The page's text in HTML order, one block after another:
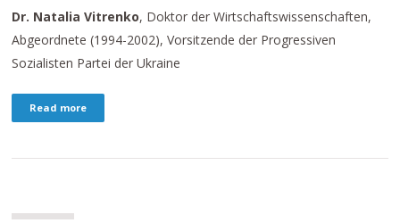
Dr. Natalia Vitrenko, Doktor der Wirtschaftswissenschaften,
Abgeordnete (1994-2002), Vorsitzende der Progressiven
Sozialisten Partei der Ukraine
Read more